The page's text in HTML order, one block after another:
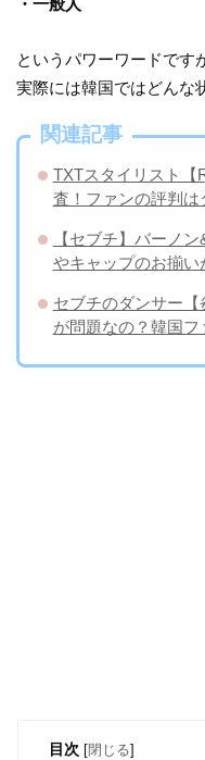
・一般人
というパワーワードです
実際には韓国ではどんな
関連記事
TXTスタイリスト【
査！ファンの評判は
【セブチ】バーノ
やキャップのお揃い
セブチのダンサー
が問題なの？韓国フ
目次 [閉じる]